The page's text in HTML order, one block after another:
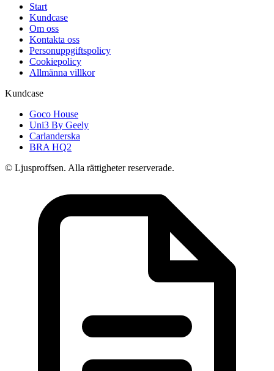
Start
Kundcase
Om oss
Kontakta oss
Personuppgiftspolicy
Cookiepolicy
Allmänna villkor
Kundcase
Goco House
Uni3 By Geely
Carlanderska
BRA HQ2
© Ljusproffsen. Alla rättigheter reserverade.